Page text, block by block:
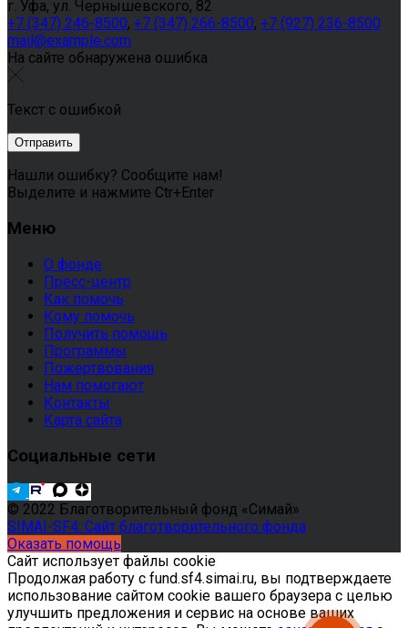
г. Уфа, ул. Чернышевского, 82
+7 (347) 246-8500, +7 (347) 266-8500, +7 (927) 236-8500
mail@example.com
На сайте обнаружена ошибка
Текст с ошибкой
Нашли ошибку? Сообщите нам!
Выделите и нажмите Ctr+Enter
Меню
О фонде
Пресс-центр
Как помочь
Кому помочь
Получить помощь
Программы
Пожертвования
Нам помогают
Контакты
Карта сайта
Социальные сети
© 2022 Благотворительный фонд «Симай»
SIMAI-SF4: Сайт благотворительного фонда
Оказать помощь
Сайт использует файлы cookie
Продолжая работу с fund.sf4.simai.ru, вы подтверждаете
использование сайтом cookie вашего браузера с целью
улучшить предложения и сервис на основе ваших